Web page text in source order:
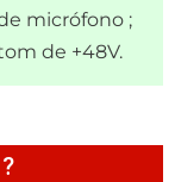
micrófono ;
de +48V.